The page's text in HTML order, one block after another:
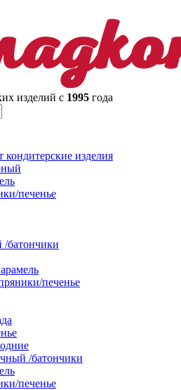
изделий с 1995 года
кондитерские изделия
печенье
батончики
печенье
/батончики
печенье